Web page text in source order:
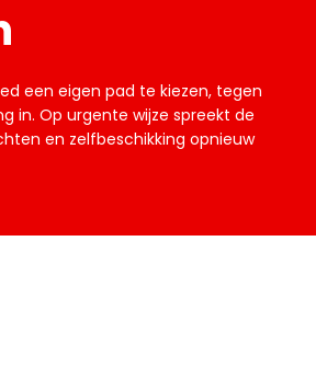
een eigen pad te kiezen, tegen
in. Op urgente wijze spreekt de
en zelfbeschikking opnieuw